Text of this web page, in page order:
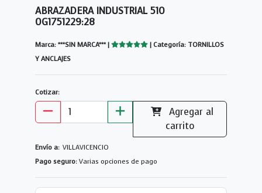
ABRAZADERA INDUSTRIAL 510
0G1751229:28
Marca: ***SIN MARCA*** |
| Categoría: TORNILLOS
Y ANCLAJES
Cotizar:
Agregar al
carrito
Envío a: VILLAVICENCIO
Pago seguro: Varias opciones de pago